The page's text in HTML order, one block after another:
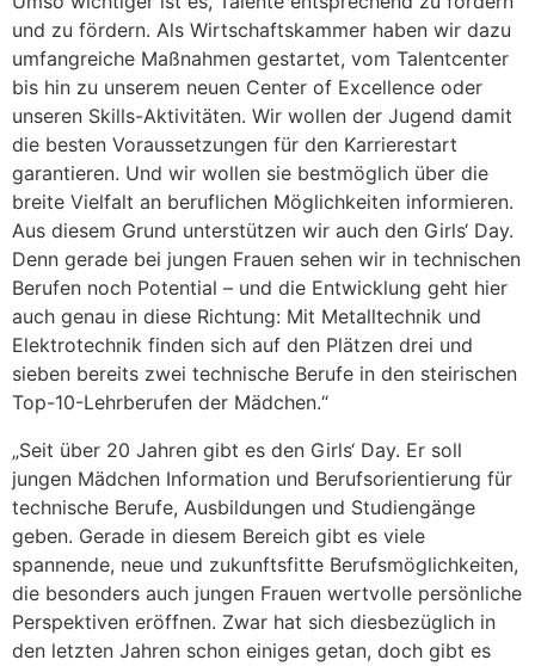
und zu fördern. Als Wirtschaftskammer haben wir dazu
umfangreiche Maßnahmen gestartet, vom Talentcenter
bis hin zu unserem neuen Center of Excellence oder
unseren Skills-Aktivitäten. Wir wollen der Jugend damit
die besten Voraussetzungen für den Karrierestart
garantieren. Und wir wollen sie bestmöglich über die
breite Vielfalt an beruflichen Möglichkeiten informieren.
Aus diesem Grund unterstützen wir auch den Girls‘ Day.
Denn gerade bei jungen Frauen sehen wir in technischen
Berufen noch Potential – und die Entwicklung geht hier
auch genau in diese Richtung: Mit Metalltechnik und
Elektrotechnik finden sich auf den Plätzen drei und
sieben bereits zwei technische Berufe in den steirischen
Top-10-Lehrberufen der Mädchen.“
„Seit über 20 Jahren gibt es den Girls‘ Day. Er soll
jungen Mädchen Information und Berufsorientierung für
technische Berufe, Ausbildungen und Studiengänge
geben. Gerade in diesem Bereich gibt es viele
spannende, neue und zukunftsfitte Berufsmöglichkeiten,
die besonders auch jungen Frauen wertvolle persönliche
Perspektiven eröffnen. Zwar hat sich diesbezüglich in
den letzten Jahren schon einiges getan, doch gibt es